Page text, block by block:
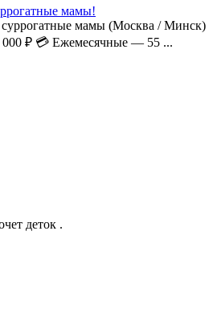
мамы!
суррогатные мамы (Москва / Минск)
000 ₽ 💳 Ежемесячные — 55 ...
деток .